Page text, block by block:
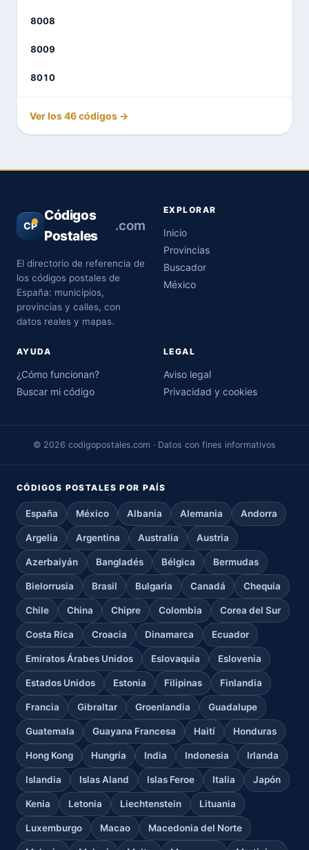
8008
8009
8010
Ver los 46 códigos →
CP
Códigos
Postales
.com
El directorio de referencia de
los códigos postales de
España: municipios,
provincias y calles, con
datos reales y mapas.
EXPLORAR
Inicio
Provincias
Buscador
México
AYUDA
¿Cómo funcionan?
Buscar mi código
LEGAL
Aviso legal
Privacidad y cookies
© 2026 codigopostales.com · Datos con fines informativos
CÓDIGOS POSTALES POR PAÍS
España México Albania Alemania Andorra
Argelia Argentina Australia Austria
Azerbaiyán Bangladés Bélgica Bermudas
Bielorrusia Brasil Bulgaria Canadá Chequia
Chile China Chipre Colombia Corea del Sur
Costa Rica Croacia Dinamarca Ecuador
Emiratos Árabes Unidos Eslovaquia Eslovenia
Estados Unidos Estonia Filipinas Finlandia
Francia Gibraltar Groenlandia Guadalupe
Guatemala Guayana Francesa Haití Honduras
Hong Kong Hungría India Indonesia Irlanda
Islandia Islas Aland Islas Feroe Italia Japón
Kenia Letonia Liechtenstein Lituania
Luxemburgo Macao Macedonia del Norte